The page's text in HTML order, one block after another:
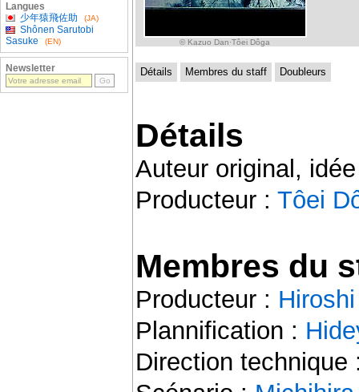
© Kazuo Dan·Tôei Dôga
Détails Membres du staff Doubleurs
Détails
Auteur original,
Producteur : Tôei
Membres du
Producteur :
Plannification :
Direction
Langues
少年猿飛佐助
(JA)
Shônen Sarutobi
Sasuke
(EN)
Newsletter